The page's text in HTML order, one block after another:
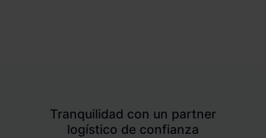
Tranquilidad con un partner
logístico de confianza